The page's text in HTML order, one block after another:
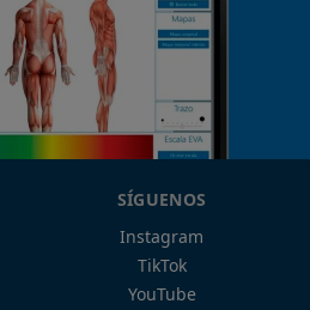
SÍGUENOS
Instagram
TikTok
YouTube